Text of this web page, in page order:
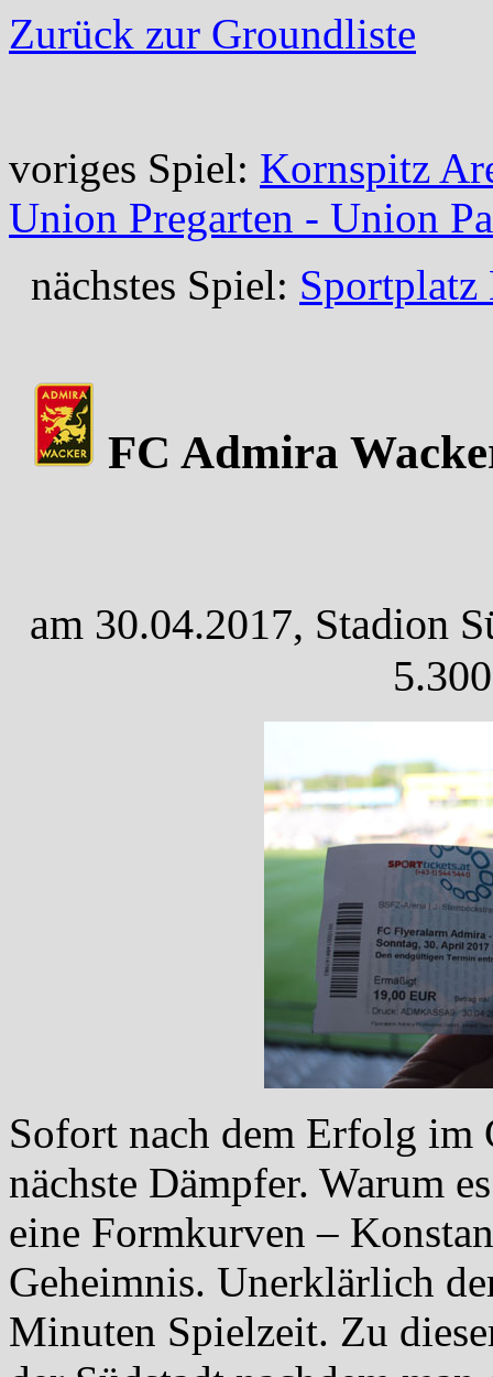
Zurück zur Groundliste
voriges Spiel: Kornspitz
Union Pregarten - Union
nächstes Spiel:
FC Admira
am 30.04.2017, Stadion
Sofort nach dem Erfolg im
nächste Dämpfer. Warum
eine Formkurven –
Geheimnis. Unerklärlich
Minuten Spielzeit. Zu